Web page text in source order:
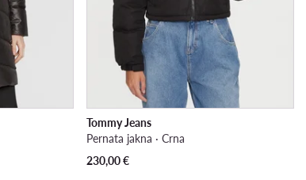
Tommy Jeans
Pernata jakna · Crna
230,00€